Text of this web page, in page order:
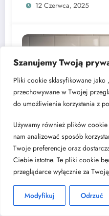
Szanujemy Twoją
Pliki cookie sklasyfikowane jako
przechowywane w Twojej
do umożliwienia korzystania z
Używamy również plików
nam analizować sposób
Twoje preferencje oraz
Ciebie istotne. Te pliki cookie
przeglądarce wyłącznie za
Modyfikuj Odrzuć
12 Czerwca, 2025
Alicja Nowaczyk 0
Jak usunąć kamień z
sposoby na
23 Marca, 2025